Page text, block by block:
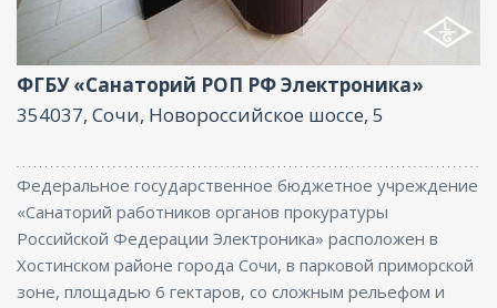
Бар, Парковка, СПА/Оздоровительный центр,
Интернет, Бизнес-центр
ФГБУ «Санаторий РОП РФ Электроника»
354037, Сочи, Новороссийское шоссе, 5
Федеральное государственное бюджетное учреждение
«Санаторий работников органов прокуратуры
Российской Федерации Электроника» расположен в
Хостинском районе города Сочи, в парковой приморской
зоне, площадью 6 гектаров, со сложным рельефом и